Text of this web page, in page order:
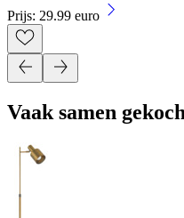
Prijs: 29.99 euro
Vaak samen